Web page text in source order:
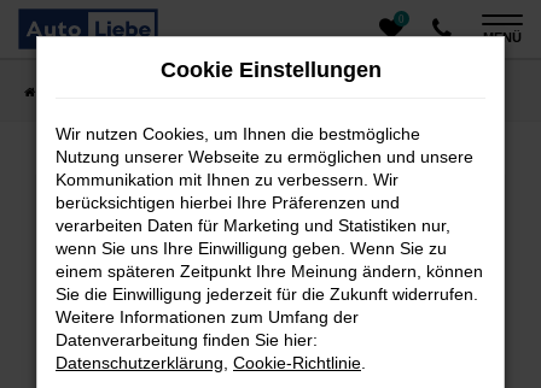
Zum
Hauptinhalt
0
MENÜ
Fehler: Network Error
Beim Laden ist ein Fehler aufgetreten.
Hier sind ein paar Tipps, die dir helfen können:
Überprüfe deine Firewall und deine
Internetverbindung.
Laden andere Webseiten, zum Beispiel deine
Cookie Einstellungen
Wir nutzen Cookies, um Ihnen die bestmögliche
Nutzung unserer Webseite zu ermöglichen und unsere
Kommunikation mit Ihnen zu verbessern. Wir
berücksichtigen hierbei Ihre Präferenzen und
verarbeiten Daten für Marketing und Statistiken nur,
wenn Sie uns Ihre Einwilligung geben. Wenn Sie zu
einem späteren Zeitpunkt Ihre Meinung ändern, können
Sie die Einwilligung jederzeit für die Zukunft widerrufen.
Weitere Informationen zum Umfang der
Datenverarbeitung finden Sie hier:
Datenschutzerklärung Cookie-Richtlinie